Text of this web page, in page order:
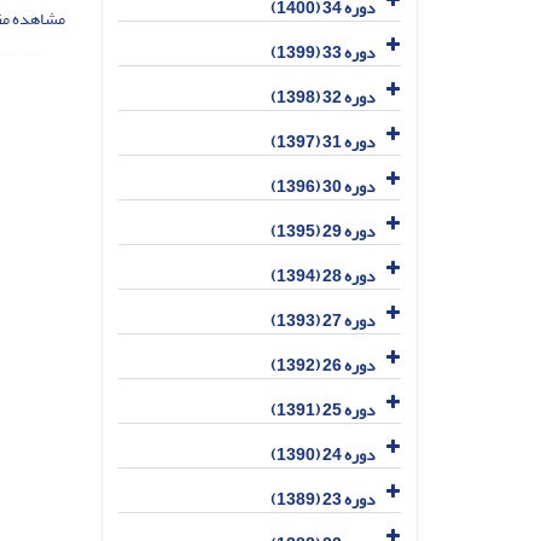
مشاهده
دوره 34 (1400)
دوره 33 (1399)
دوره 32 (1398)
دوره 31 (1397)
دوره 30 (1396)
دوره 29 (1395)
دوره 28 (1394)
دوره 27 (1393)
دوره 26 (1392)
دوره 25 (1391)
دوره 24 (1390)
دوره 23 (1389)